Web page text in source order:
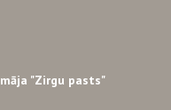
"Zirgu pasts"